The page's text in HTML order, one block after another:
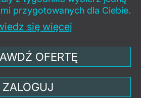
przygotowanych dla Ciebie.
się więcej
OFERTĘ
ZALOGUJ